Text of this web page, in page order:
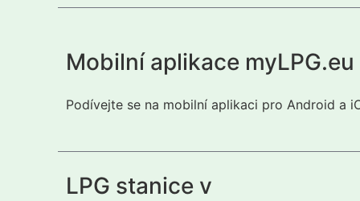
Mobilní aplikace myLPG.eu
Podívejte se na mobilní aplikaci pro Android a
LPG stanice v